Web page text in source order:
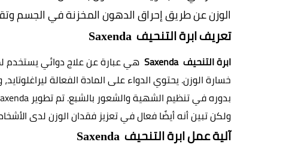
الوزن عن طريق إحراق الدهون المخزنة في الجسم
تعريف ابرة التنحيف Saxenda
ابرة التنحيف Saxenda
بدوره في تنظيم الشهية والشعور بالشبع. تم تطوير
ولكن تبين أنه أيضًا فعال في تعزيز فقدان الوزن لدى
آلية عمل ابرة التنحيف Saxenda